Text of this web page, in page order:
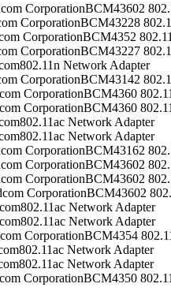
CorporationBCM43602
CorporationBCM43228
CorporationBCM4352
CorporationBCM43227
Network Adapter
CorporationBCM43142
CorporationBCM4360
CorporationBCM4360
Network Adapter
Network Adapter
CorporationBCM43162
CorporationBCM43602
CorporationBCM43602
CorporationBCM43602
Network Adapter
Network Adapter
CorporationBCM4354
Network Adapter
Network Adapter
CorporationBCM4350